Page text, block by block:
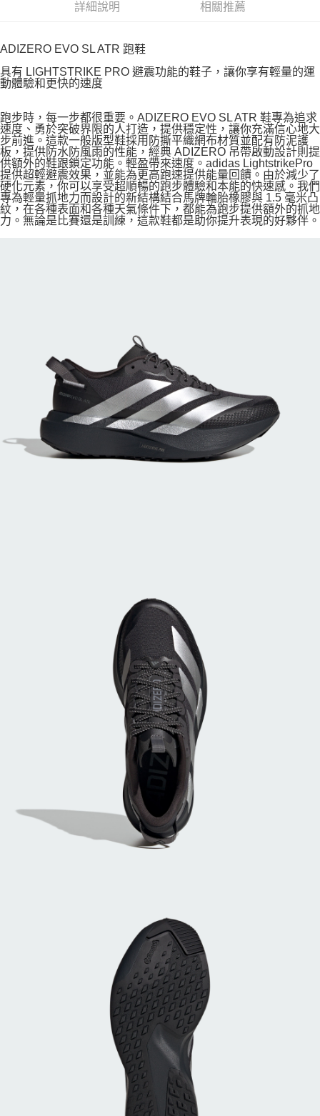
詳細說明 相關推薦
ADIZERO EVO SL ATR 跑鞋
具有 LIGHTSTRIKE PRO 避震功能的鞋子，讓你享有輕量的運
動體驗和更快的速度
跑步時，每一步都很重要。ADIZERO EVO SL ATR 鞋專為追求
速度、勇於突破界限的人打造，提供穩定性，讓你充滿信心地大
步前進。這款一般版型鞋採用防撕平織網布材質並配有防泥護
板，提供防水防風雨的性能，經典 ADIZERO 吊帶啟動設計則提
供額外的鞋跟鎖定功能。輕盈帶來速度。adidas LightstrikePro
提供超輕避震效果，並能為更高跑速提供能量回饋。由於減少了
硬化元素，你可以享受超順暢的跑步體驗和本能的快速感。我們
專為輕量抓地力而設計的新結構結合馬牌輪胎橡膠與 1.5 毫米凸
紋，在各種表面和各種天氣條件下，都能為跑步提供額外的抓地
力。無論是比賽還是訓練，這款鞋都是助你提升表現的好夥伴。